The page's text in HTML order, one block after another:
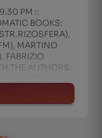
PM ::
BOOKS:
MARTINO
FABRIZIO
THE AUTHORS: